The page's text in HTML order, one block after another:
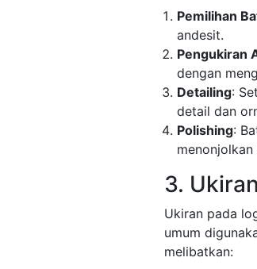
Pemilihan
andesit.
Pengukiran
dengan
Detailing:
detail dan
Polishing:
3.
Ukiran pada
umum
melibatkan: